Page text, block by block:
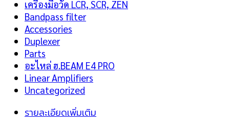
เครื่องมือวัด LCR, SCR, ZEN
Bandpass filter
Accessories
Duplexer
Parts
อะไหล่ ฮ.BEAM E4 PRO
Linear Amplifiers
Uncategorized
รายละเอียดเพิ่มเติม